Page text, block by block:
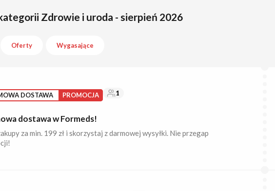
Zdrowie i uroda - sierpień 2026
Oferty Wygasające
DOSTAWA PROMOCJA 1
dostawa w Formeds!
za min. 199 zł i skorzystaj z darmowej wysyłki. Nie przegap